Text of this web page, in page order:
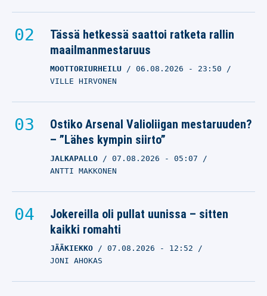
Tässä hetkessä saattoi ratketa rallin
maailmanmestaruus
MOOTTORIURHEILU 06.08.2026 - 23:50
VILLE HIRVONEN
Ostiko Arsenal Valioliigan mestaruuden?
– ”Lähes kympin siirto”
JALKAPALLO 07.08.2026 - 05:07
ANTTI MAKKONEN
Jokereilla oli pullat uunissa – sitten
kaikki romahti
JÄÄKIEKKO 07.08.2026 - 12:52
JONI AHOKAS